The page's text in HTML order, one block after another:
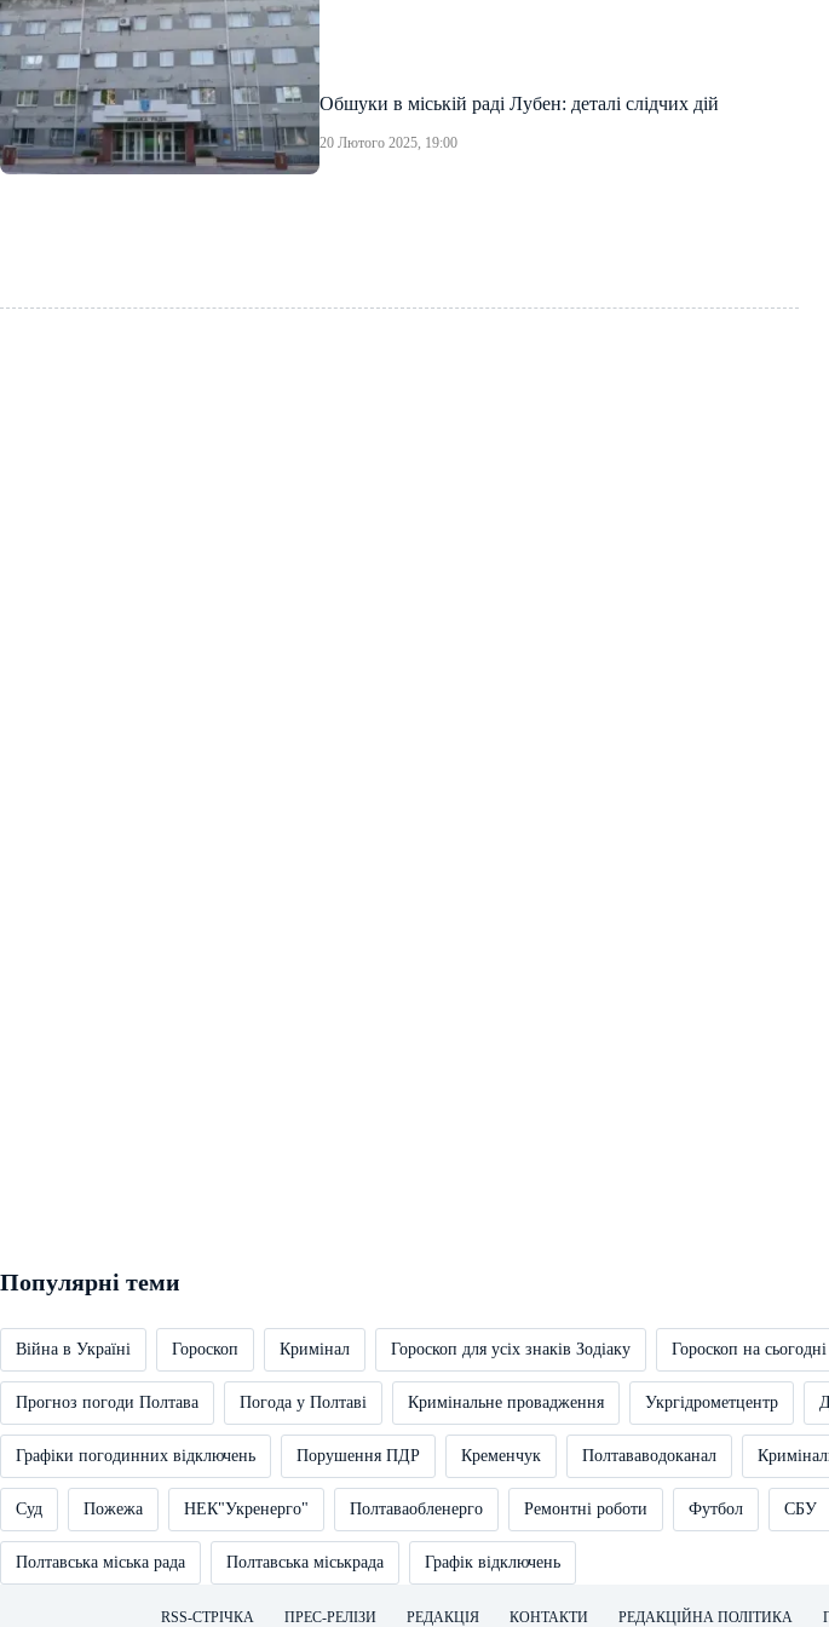
Обшуки в міській раді Лубен: деталі слідчих дій
20 Лютого 2025, 19:00
Популярні теми
Війна в Україні Гороскоп Кримінал Гороскоп для усіх знаків Зодіаку Гороскоп на сьогодні
Прогноз погоди Полтава Погода у Полтаві Кримінальне провадження Укргідрометцентр
Графіки погодинних відключень Порушення ПДР Кременчук Полтававодоканал
Суд Пожежа НЕК"Укренерго" Полтаваобленерго Ремонтні роботи Футбол СБУ
Полтавська міська рада Полтавська міськрада Графік відключень
RSS-СТРІЧКА ПРЕС-РЕЛІЗИ РЕДАКЦІЯ КОНТАКТИ РЕДАКЦІЙНА ПОЛІТИКА